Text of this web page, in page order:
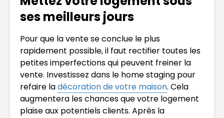
ses meilleurs jours
Pour que la vente se conclue le plus
rapidement possible, il faut rectifier toutes les
petites imperfections qui peuvent freiner la
vente. Investissez dans le home staging pour
refaire ladécoration de votre maison. Cela
augmentera les chances que votre logement
plaise aux potentiels clients. Après la